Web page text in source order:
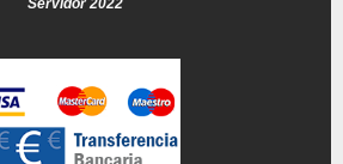
Servidor 2022